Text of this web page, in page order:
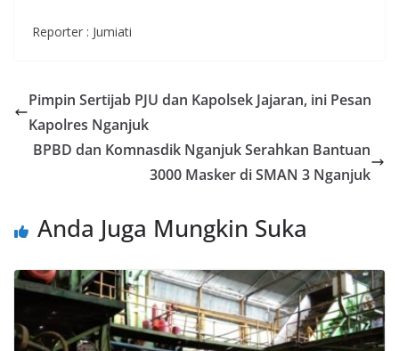
Reporter : Jumiati
Pimpin Sertijab PJU dan Kapolsek Jajaran, ini Pesan
Kapolres Nganjuk
BPBD dan Komnasdik Nganjuk Serahkan Bantuan
3000 Masker di SMAN 3 Nganjuk
Anda Juga Mungkin Suka